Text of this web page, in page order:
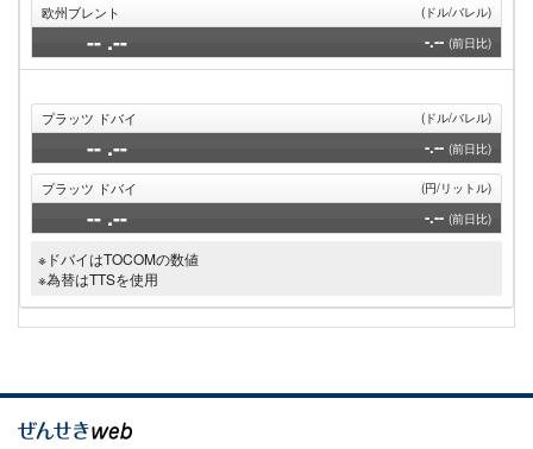
欧州ブレント (ドル/バレル)
-- .-- -.-- (前日比)
プラッツ ドバイ (ドル/バレル)
-- .-- -.-- (前日比)
プラッツ ドバイ (円/リットル)
-- .-- -.-- (前日比)
※ドバイはTOCOMの数値
※為替はTTSを使用